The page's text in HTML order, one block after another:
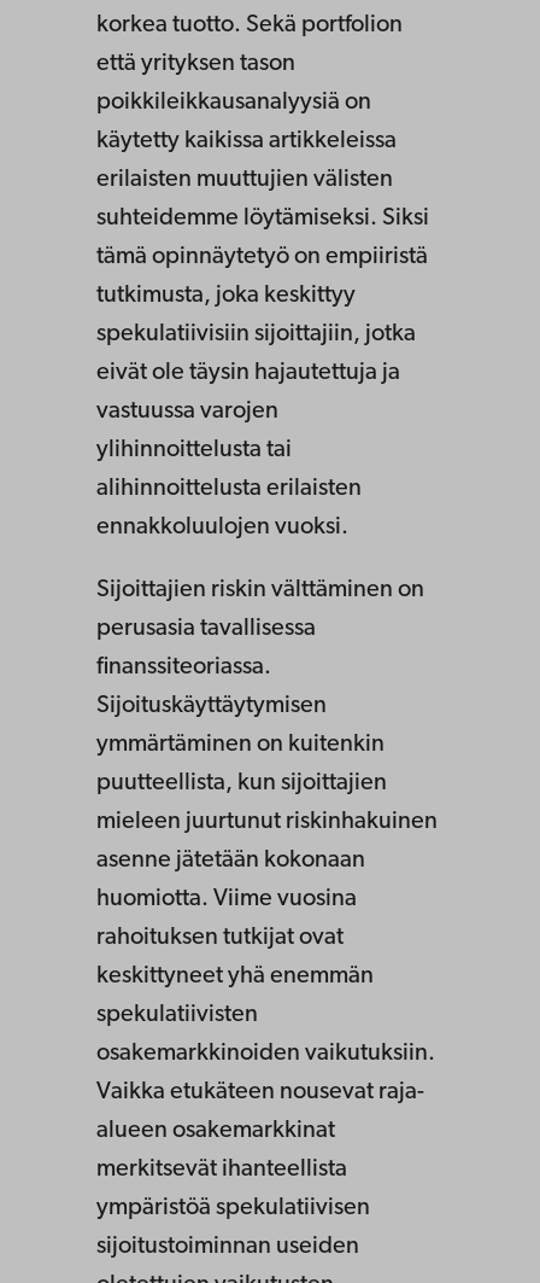
korkea tuotto. Sekä portfolion
että yrityksen tason
poikkileikkausanalyysiä on
käytetty kaikissa artikkeleissa
erilaisten muuttujien välisten
suhteidemme löytämiseksi. Siksi
tämä opinnäytetyö on empiiristä
tutkimusta, joka keskittyy
spekulatiivisiin sijoittajiin, jotka
eivät ole täysin hajautettuja ja
vastuussa varojen
ylihinnoittelusta tai
alihinnoittelusta erilaisten
ennakkoluulojen vuoksi.
Sijoittajien riskin välttäminen on
perusasia tavallisessa
finanssiteoriassa.
Sijoituskäyttäytymisen
ymmärtäminen on kuitenkin
puutteellista, kun sijoittajien
mieleen juurtunut riskinhakuinen
asenne jätetään kokonaan
huomiotta. Viime vuosina
rahoituksen tutkijat ovat
keskittyneet yhä enemmän
spekulatiivisten
osakemarkkinoiden vaikutuksiin.
Vaikka etukäteen nousevat raja-
alueen osakemarkkinat
merkitsevät ihanteellista
ympäristöä spekulatiivisen
sijoitustoiminnan useiden